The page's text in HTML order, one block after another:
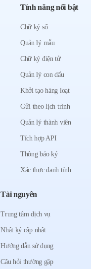
Tính năng nổi bật
Chữ ký số
Quản lý mẫu
Chữ ký điện tử
Quản lý con dấu
Khởi tạo hàng loạt
Gửi theo lịch trình
Quản lý thành viên
Tích hợp API
Thông báo ký
Xác thực danh tính
Tài nguyên
Trung tâm dịch vụ
Nhật ký cập nhật
Hướng dẫn sử dụng
Câu hỏi thường gặp